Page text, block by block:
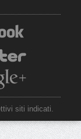
siti indicati.